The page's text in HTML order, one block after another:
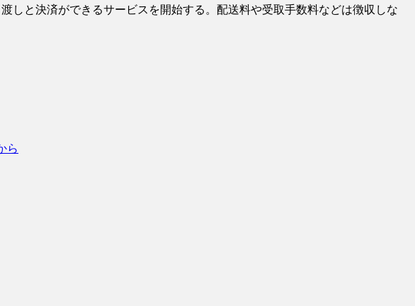
しと決済ができるサービスを開始する。配送料や受取手数料などは徴収しな
ら